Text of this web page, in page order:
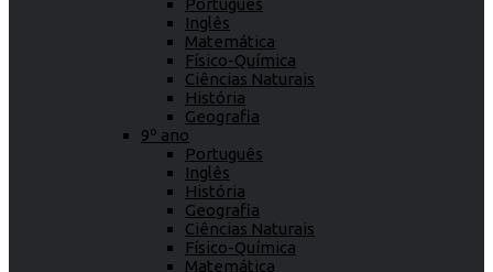
Português
Inglês
Matemática
Físico-Química
Ciências Naturais
História
Geografia
9º ano
Português
Inglês
História
Geografia
Ciências Naturais
Físico-Química
Matemática